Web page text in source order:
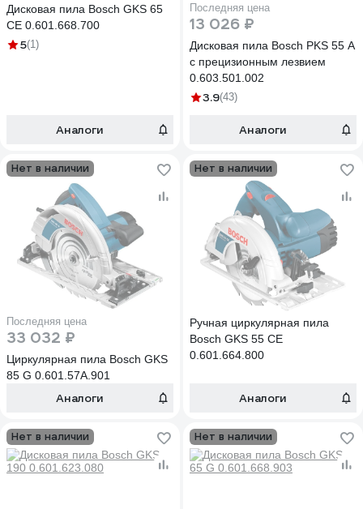
Дисковая пила Bosch GKS 65
CE 0.601.668.700
5(1)
Аналоги
Последняя цена
13 026 ₽
Дисковая пила Bosch PKS 55 A
с прецизионным лезвием
0.603.501.002
3.9(43)
Аналоги
Нет в наличии
Последняя цена
33 032 ₽
Циркулярная пила Bosch GKS
85 G 0.601.57A.901
Аналоги
Нет в наличии
Ручная циркулярная пила
Bosch GKS 55 CE
0.601.664.800
Аналоги
Нет в наличии Нет в наличии